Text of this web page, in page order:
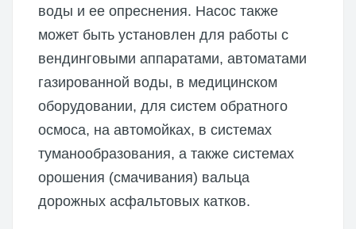
воды и ее опреснения. Насос также
может быть установлен для работы с
вендинговыми аппаратами, автоматами
газированной воды, в медицинском
оборудовании, для систем обратного
осмоса, на автомойках, в системах
туманообразования, а также системах
орошения (смачивания) вальца
дорожных асфальтовых катков.